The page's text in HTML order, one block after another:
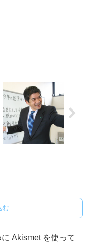
む
Akismet を使って